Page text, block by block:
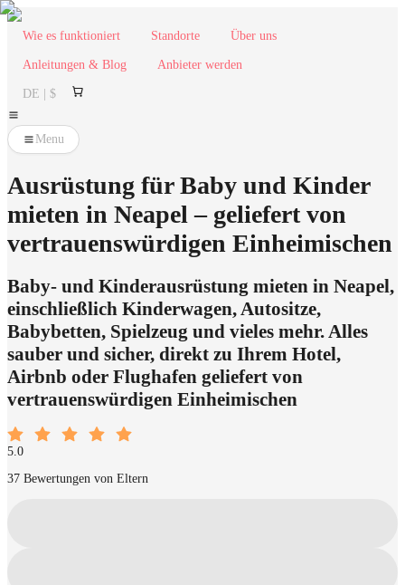
Wie es funktioniert Standorte Über uns
Anleitungen & Blog Anbieter werden
DE | $
Menu
Ausrüstung für Baby und Kinder
mieten in Neapel – geliefert von
vertrauenswürdigen Einheimischen
Baby- und Kinderausrüstung mieten in Neapel,
einschließlich Kinderwagen, Autositze,
Babybetten, Spielzeug und vieles mehr. Alles
sauber und sicher, direkt zu Ihrem Hotel,
Airbnb oder Flughafen geliefert von
vertrauenswürdigen Einheimischen
5.0
37 Bewertungen von Eltern